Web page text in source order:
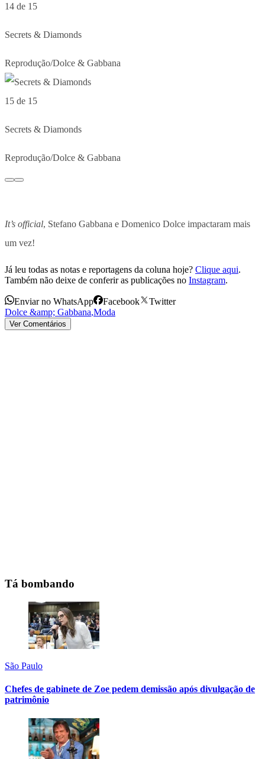
14 de 15
Secrets & Diamonds
Reprodução/Dolce & Gabbana
15 de 15
Secrets & Diamonds
Reprodução/Dolce & Gabbana
It’s official, Stefano Gabbana e Domenico Dolce impactaram mais
um vez!
Já leu todas as notas e reportagens da coluna hoje? Clique aqui.
Também não deixe de conferir as publicações no Instagram.
Enviar no WhatsApp Facebook
Twitter
Dolce &amp; Gabbana,Moda
Ver Comentários
Tá bombando
São Paulo
Chefes de gabinete de Zoe pedem demissão após divulgação de
patrimônio